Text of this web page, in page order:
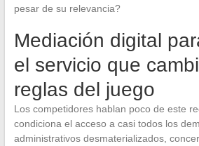
pesar de su relevancia?
Mediación digital
el servicio que
reglas del juego
Los competidores hablan poco de este
condiciona el acceso a casi todos los
administrativos desmaterializados,